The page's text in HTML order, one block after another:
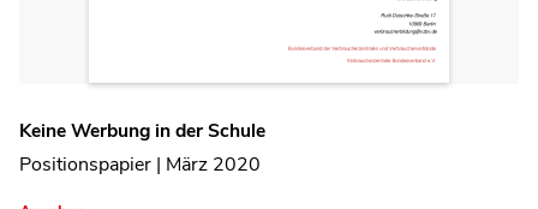
Keine Werbung in der Schule
Positionspapier | März 2020